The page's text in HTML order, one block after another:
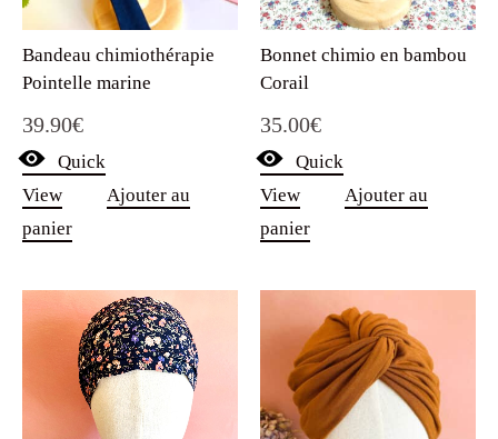
Bandeau chimiothérapie
Pointelle marine
39.90€
Quick
View
Ajouter au
panier
Bonnet chimio en bambou
Corail
35.00€
Quick
View
Ajouter au
panier